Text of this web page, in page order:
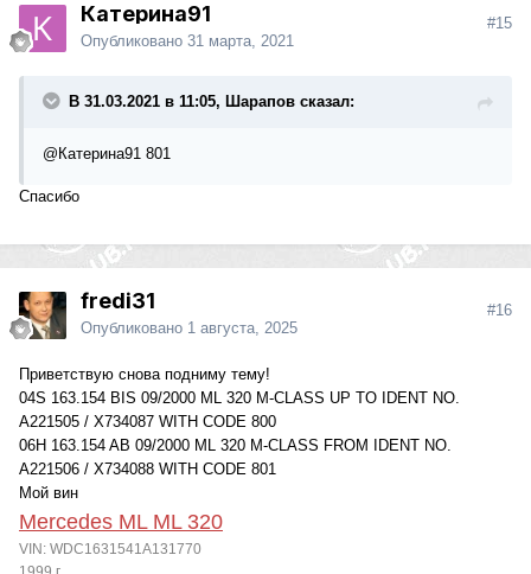
Катерина91
Опубликовано 31 марта, 2021
#15
В 31.03.2021 в 11:05, Шарапов сказал:
@Катерина91 801
Спасибо
fredi31
Опубликовано 1 августа, 2025
#16
Приветствую снова подниму тему!
04S 163.154 BIS 09/2000 ML 320 M-CLASS UP TO IDENT NO.
A221505 / X734087 WITH CODE 800
06H 163.154 AB 09/2000 ML 320 M-CLASS FROM IDENT NO.
A221506 / X734088 WITH CODE 801
Мой вин
Mercedes ML ML 320
VIN: WDC1631541A131770